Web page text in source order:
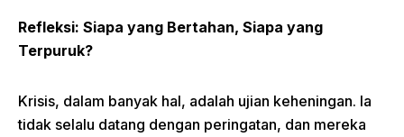
Refleksi: Siapa yang Bertahan, Siapa yang
Terpuruk?
Krisis, dalam banyak hal, adalah ujian keheningan. Ia
tidak selalu datang dengan peringatan, dan mereka